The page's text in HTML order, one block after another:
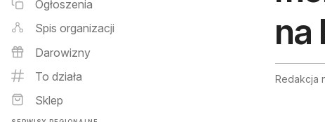
Ogłoszenia
Spis organizacji
Darowizny
To działa
Sklep
na
Redakcja